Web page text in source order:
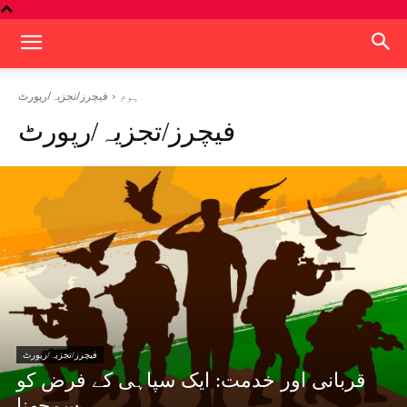
ہوم فیچرز/تجزیہ/رپورٹ
فیچرز/تجزیہ/رپورٹ
فیچرز/تجزیہ/رپورٹ
قربانی اور خدمت: ایک سپاہی کے فرض کو